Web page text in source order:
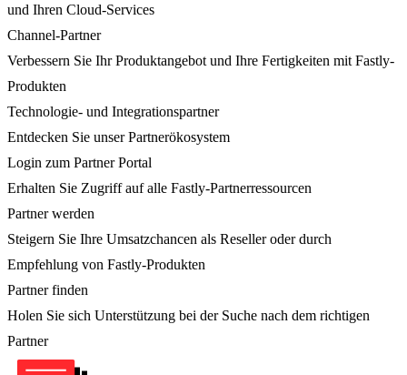
und Ihren Cloud-Services
Channel-Partner
Verbessern Sie Ihr Produktangebot und Ihre Fertigkeiten mit Fastly-
Produkten
Technologie- und Integrationspartner
Entdecken Sie unser Partnerökosystem
Login zum Partner Portal
Erhalten Sie Zugriff auf alle Fastly-Partnerressourcen
Partner werden
Steigern Sie Ihre Umsatzchancen als Reseller oder durch
Empfehlung von Fastly-Produkten
Partner finden
Holen Sie sich Unterstützung bei der Suche nach dem richtigen
Partner